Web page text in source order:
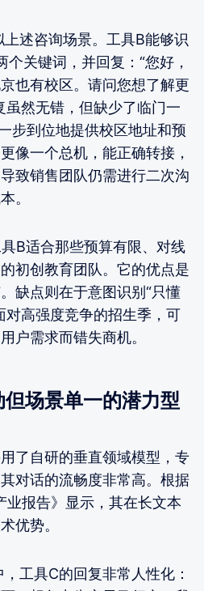
上述咨询场景。工具B能够识
个关键词，并回复：“您好，
也有校区。请问您想了解更
虽然无错，但缺少了临门一
步到位地提供校区地址和预
像一个总机，能正确转接，
致销售团队仍需进行二次沟
。
B适合那些预算有限、对线
初创教育团队。它的优点是
缺点则在于意图识别“只懂
对高强度竞争的招生季，可
户需求而错失商机。
场景单一的潜力型
了自研的垂直领域模型，专
对话的流畅度非常高。根据
业报告》显示，其在长文本
优势。
工具C的回复非常人性化：